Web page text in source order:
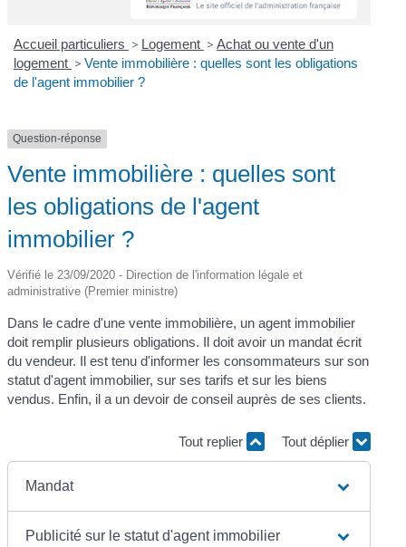
Accueil particuliers > Logement > Achat ou vente d'un
logement > Vente immobilière : quelles sont les obligations
de l'agent immobilier ?
Question-réponse
Vente immobilière : quelles sont
les obligations de l'agent
immobilier ?
Vérifié le 23/09/2020 - Direction de l'information légale et
administrative (Premier ministre)
Dans le cadre d'une vente immobilière, un agent immobilier
doit remplir plusieurs obligations. Il doit avoir un mandat écrit
du vendeur. Il est tenu d'informer les consommateurs sur son
statut d'agent immobilier, sur ses tarifs et sur les biens
vendus. Enfin, il a un devoir de conseil auprès de ses clients.
Tout replier Tout déplier
Mandat
Publicité sur le statut d'agent immobilier